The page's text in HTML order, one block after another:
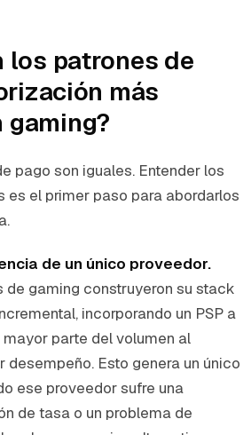
los patrones de
más
gaming?
pago son iguales. Entender los
es el primer paso para abordarlos
de un único proveedor.
gaming construyeron su stack
incorporando un PSP a
parte del volumen al
Esto genera un único
ese proveedor sufre una
de tasa o un problema de